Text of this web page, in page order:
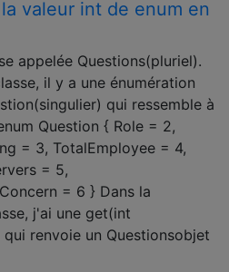
valeur int de enum en
appelée Questions(pluriel).
il y a une énumération
qui ressemble à
Question { Role = 2,
= 3, TotalEmployee = 4,
= 5,
= 6 } Dans la
j'ai une get(int
renvoie un Questionsobjet